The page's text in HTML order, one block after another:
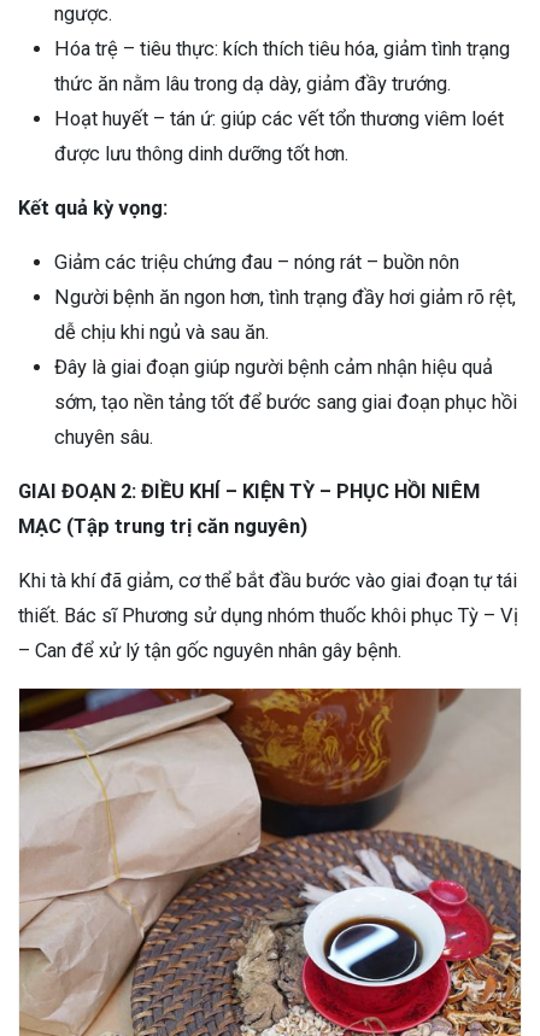
ngược.
Hóa trệ – tiêu thực: kích thích tiêu hóa, giảm tình trạng
thức ăn nằm lâu trong dạ dày, giảm đầy trướng.
Hoạt huyết – tán ứ: giúp các vết tổn thương viêm loét
được lưu thông dinh dưỡng tốt hơn.
Kết quả kỳ vọng:
Giảm các triệu chứng đau – nóng rát – buồn nôn
Người bệnh ăn ngon hơn, tình trạng đầy hơi giảm rõ rệt,
dễ chịu khi ngủ và sau ăn.
Đây là giai đoạn giúp người bệnh cảm nhận hiệu quả
sớm, tạo nền tảng tốt để bước sang giai đoạn phục hồi
chuyên sâu.
GIAI ĐOẠN 2: ĐIỀU KHÍ – KIỆN TỲ – PHỤC HỒI NIÊM
MẠC (Tập trung trị căn nguyên)
Khi tà khí đã giảm, cơ thể bắt đầu bước vào giai đoạn tự tái
thiết. Bác sĩ Phương sử dụng nhóm thuốc khôi phục Tỳ – Vị
– Can để xử lý tận gốc nguyên nhân gây bệnh.